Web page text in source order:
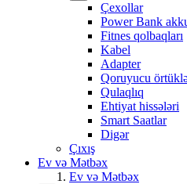
Çexollar
Power Bank
Fitnes qolbaqları
Kabel
Adapter
Qoruyucu
Qulaqlıq
Ehtiyat hissələri
Smart Saatlar
Digər
Çıxış
Ev və Mətbəx
Ev və Mətbəx